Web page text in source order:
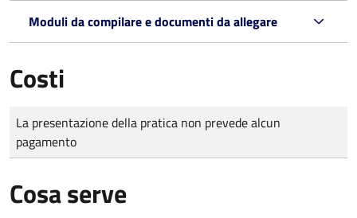
Moduli da compilare e documenti da allegare
Costi
Tipo di pagamento
Importo
La presentazione della pratica non prevede alcun
pagamento
Cosa serve